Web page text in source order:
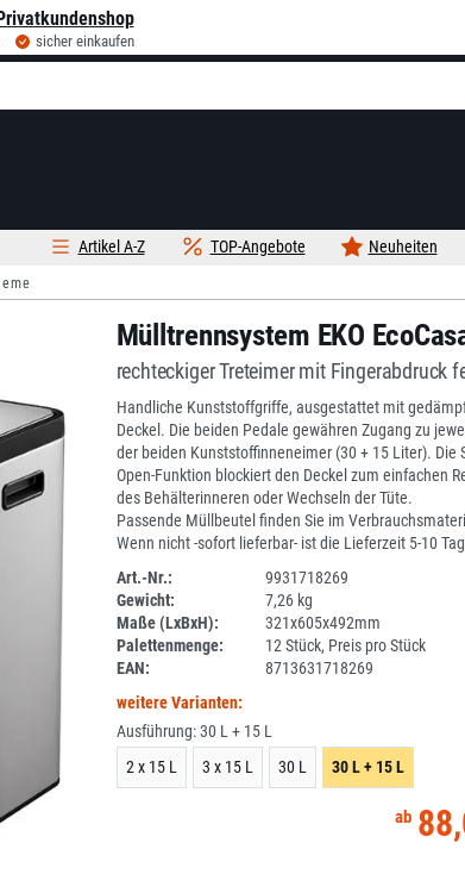
sicher einkaufen
Neuheiten
TOP-Angebote
Artikel A-Z
Mülltrennsystem EKO
rechteckiger Treteimer mit Fingerabdruck
Handliche Kunststoffgriffe, ausgestattet mit
Deckel. Die beiden Pedale gewähren Zugang zu
der beiden Kunststoffinneneimer (30 + 15 Liter). Die
Open-Funktion blockiert den Deckel zum einfachen
des Behälterinneren oder Wechseln der Tüte.
Passende Müllbeutel finden Sie im
Wenn nicht -sofort lieferbar- ist die Lieferzeit 5-10
Art.-Nr.:
9931718269
Gewicht:
7,26 kg
Maße (LxBxH):
321x605x492mm
Palettenmenge:
12 Stück, Preis pro Stück
EAN:
8713631718269
weitere Varianten:
Ausführung:30 L + 15 L
2 x 15 L
3 x 15 L 30 L 30 L + 15 L